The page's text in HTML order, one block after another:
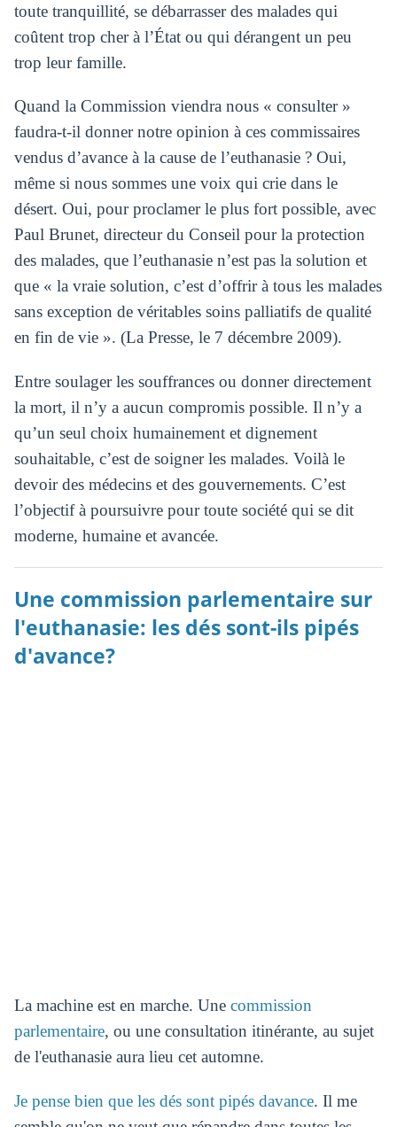
toute tranquillité, se débarrasser des malades qui
coûtent trop cher à l’État ou qui dérangent un peu
trop leur famille.
Quand la Commission viendra nous « consulter »
faudra-t-il donner notre opinion à ces commissaires
vendus d’avance à la cause de l’euthanasie ? Oui,
même si nous sommes une voix qui crie dans le
désert. Oui, pour proclamer le plus fort possible, avec
Paul Brunet, directeur du Conseil pour la protection
des malades, que l’euthanasie n’est pas la solution et
que « la vraie solution, c’est d’offrir à tous les malades
sans exception de véritables soins palliatifs de qualité
en fin de vie ». (La Presse, le 7 décembre 2009).
Entre soulager les souffrances ou donner directement
la mort, il n’y a aucun compromis possible. Il n’y a
qu’un seul choix humainement et dignement
souhaitable, c’est de soigner les malades. Voilà le
devoir des médecins et des gouvernements. C’est
l’objectif à poursuivre pour toute société qui se dit
moderne, humaine et avancée.
Une commission parlementaire sur
l'euthanasie: les dés sont-ils pipés
d'avance?
La machine est en marche. Une commission
parlementaire, ou une consultation itinérante, au sujet
de l'euthanasie aura lieu cet automne.
Je pense bien que les dés sont pipés davance. Il me